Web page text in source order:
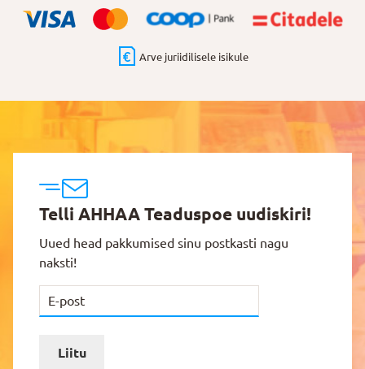
Arve juriidilisele isikule
Telli AHHAA Teaduspoe uudiskiri!
Uued head pakkumised sinu postkasti nagu
naksti!
Liitu